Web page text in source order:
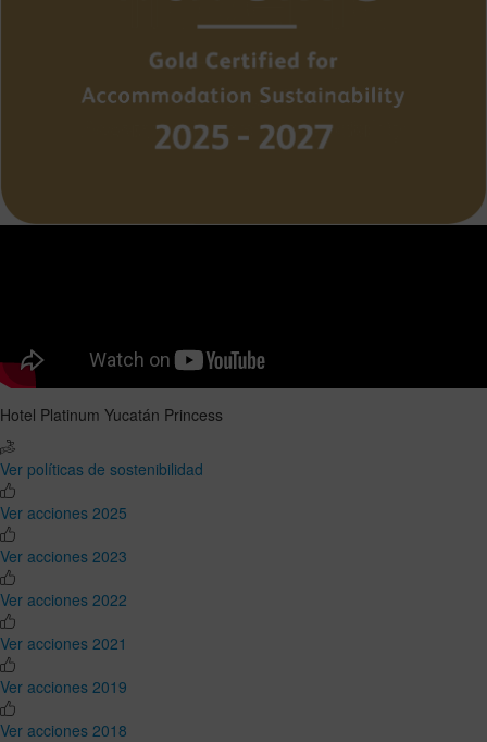
Hotel Platinum Yucatán Princess
Ver políticas de sostenibilidad
Ver acciones 2025
Ver acciones 2023
Ver acciones 2022
Ver acciones 2021
Ver acciones 2019
Ver acciones 2018